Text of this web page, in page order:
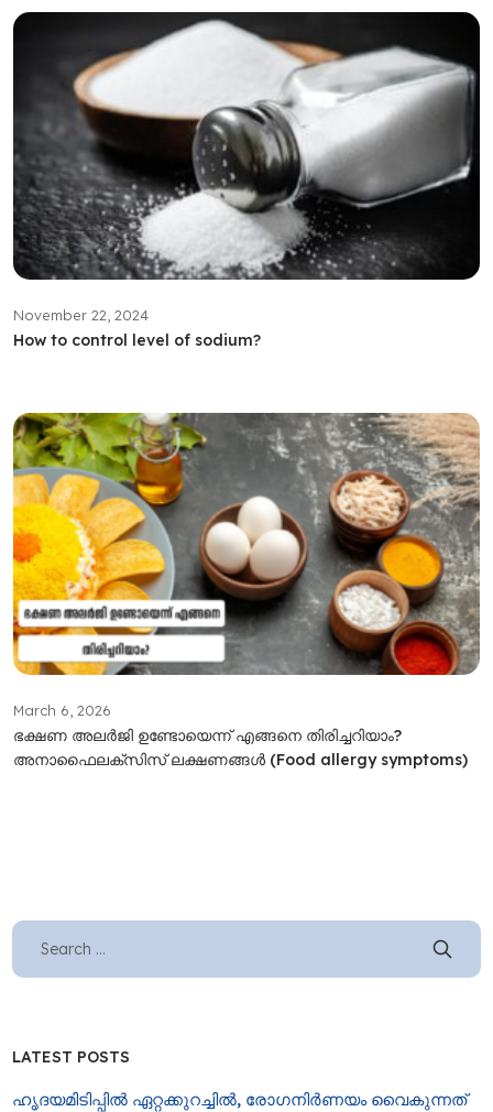
November 22, 2024
How to control level of sodium?
March 6, 2026
ഭക്ഷണ അല‍ർജി ഉണ്ടോയെന്ന് എങ്ങനെ തിരിച്ചറിയാം?
അനാഫൈലക്സിസ് ലക്ഷണങ്ങൾ (Food allergy symptoms)
LATEST POSTS
ഹൃദയമിടിപ്പിൽ ഏറ്റക്കുറച്ചിൽ, രോ​ഗനിർണയം വൈകുന്നത്